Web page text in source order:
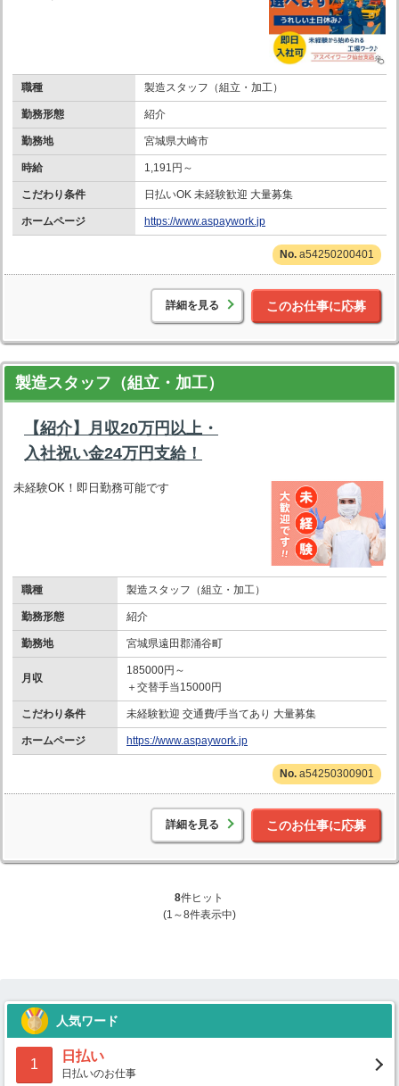
職種 製造スタッフ（組立・加工）
勤務形態 紹介
勤務地 宮城県大崎市
時給 1,191円～
こだわり条件 日払いOK 未経験歓迎 大量募集
ホームページ https://www.aspaywork.jp
a54250200401
詳細を見る このお仕事に応募
製造スタッフ（組立・加工）
【紹介】月収20万円以上・
入社祝い金24万円支給！
未経験OK！即日勤務可能です
職種 製造スタッフ（組立・加工）
勤務形態 紹介
勤務地 宮城県遠田郡涌谷町
月収
185000円～
＋交替手当15000円
こだわり条件 未経験歓迎 交通費/手当てあり 大量募集
ホームページ https://www.aspaywork.jp
a54250300901
詳細を見る このお仕事に応募
8件ヒット
(1～8件表示中)
人気ワード
1
日払い
日払いのお仕事